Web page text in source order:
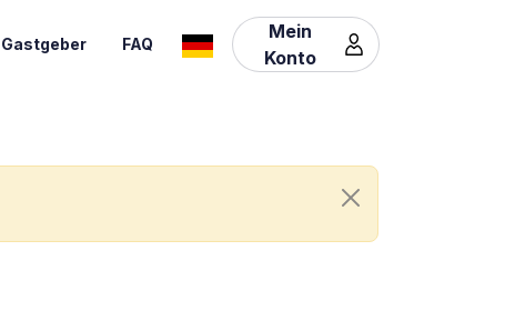
Gastgeber FAQ
Mein
Konto